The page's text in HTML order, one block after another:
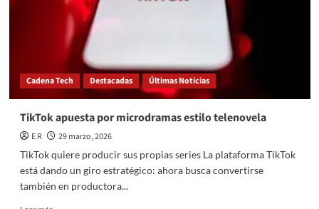
Cadena Tech Destacadas Últimas Noticias
TikTok apuesta por microdramas estilo telenovela
E R
29 marzo, 2026
TikTok quiere producir sus propias series La plataforma TikTok
está dando un giro estratégico: ahora busca convertirse
también en productora...